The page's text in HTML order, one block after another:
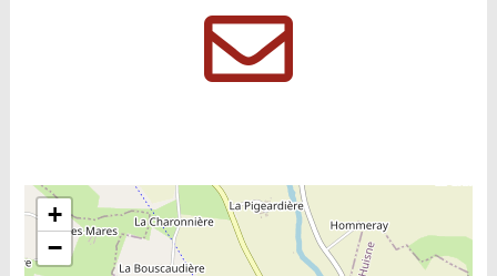
Include la carte
+
−